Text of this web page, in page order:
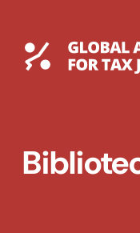
contenidoGlobal